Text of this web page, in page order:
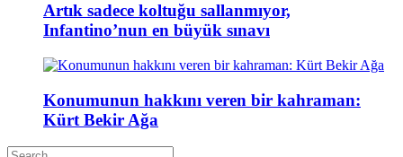
Artık sadece koltuğu sallanmıyor,
Infantino’nun en büyük sınavı
Konumunun hakkını veren bir kahraman:
Kürt Bekir Ağa